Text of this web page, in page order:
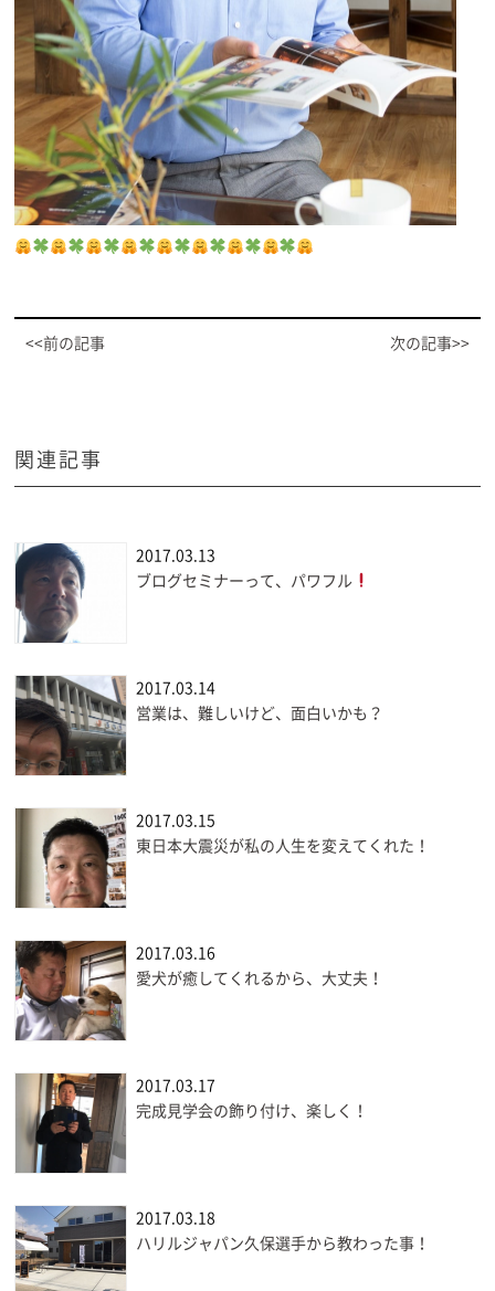
<<前の記事 次の記事>>
関連記事
2017.03.13
ブログセミナーって、パワフル
2017.03.14
営業は、難しいけど、面白いかも？
2017.03.15
東日本大震災が私の人生を変えてくれた！
2017.03.16
愛犬が癒してくれるから、大丈夫！
2017.03.17
完成見学会の飾り付け、楽しく！
2017.03.18
ハリルジャパン久保選手から教わった事！